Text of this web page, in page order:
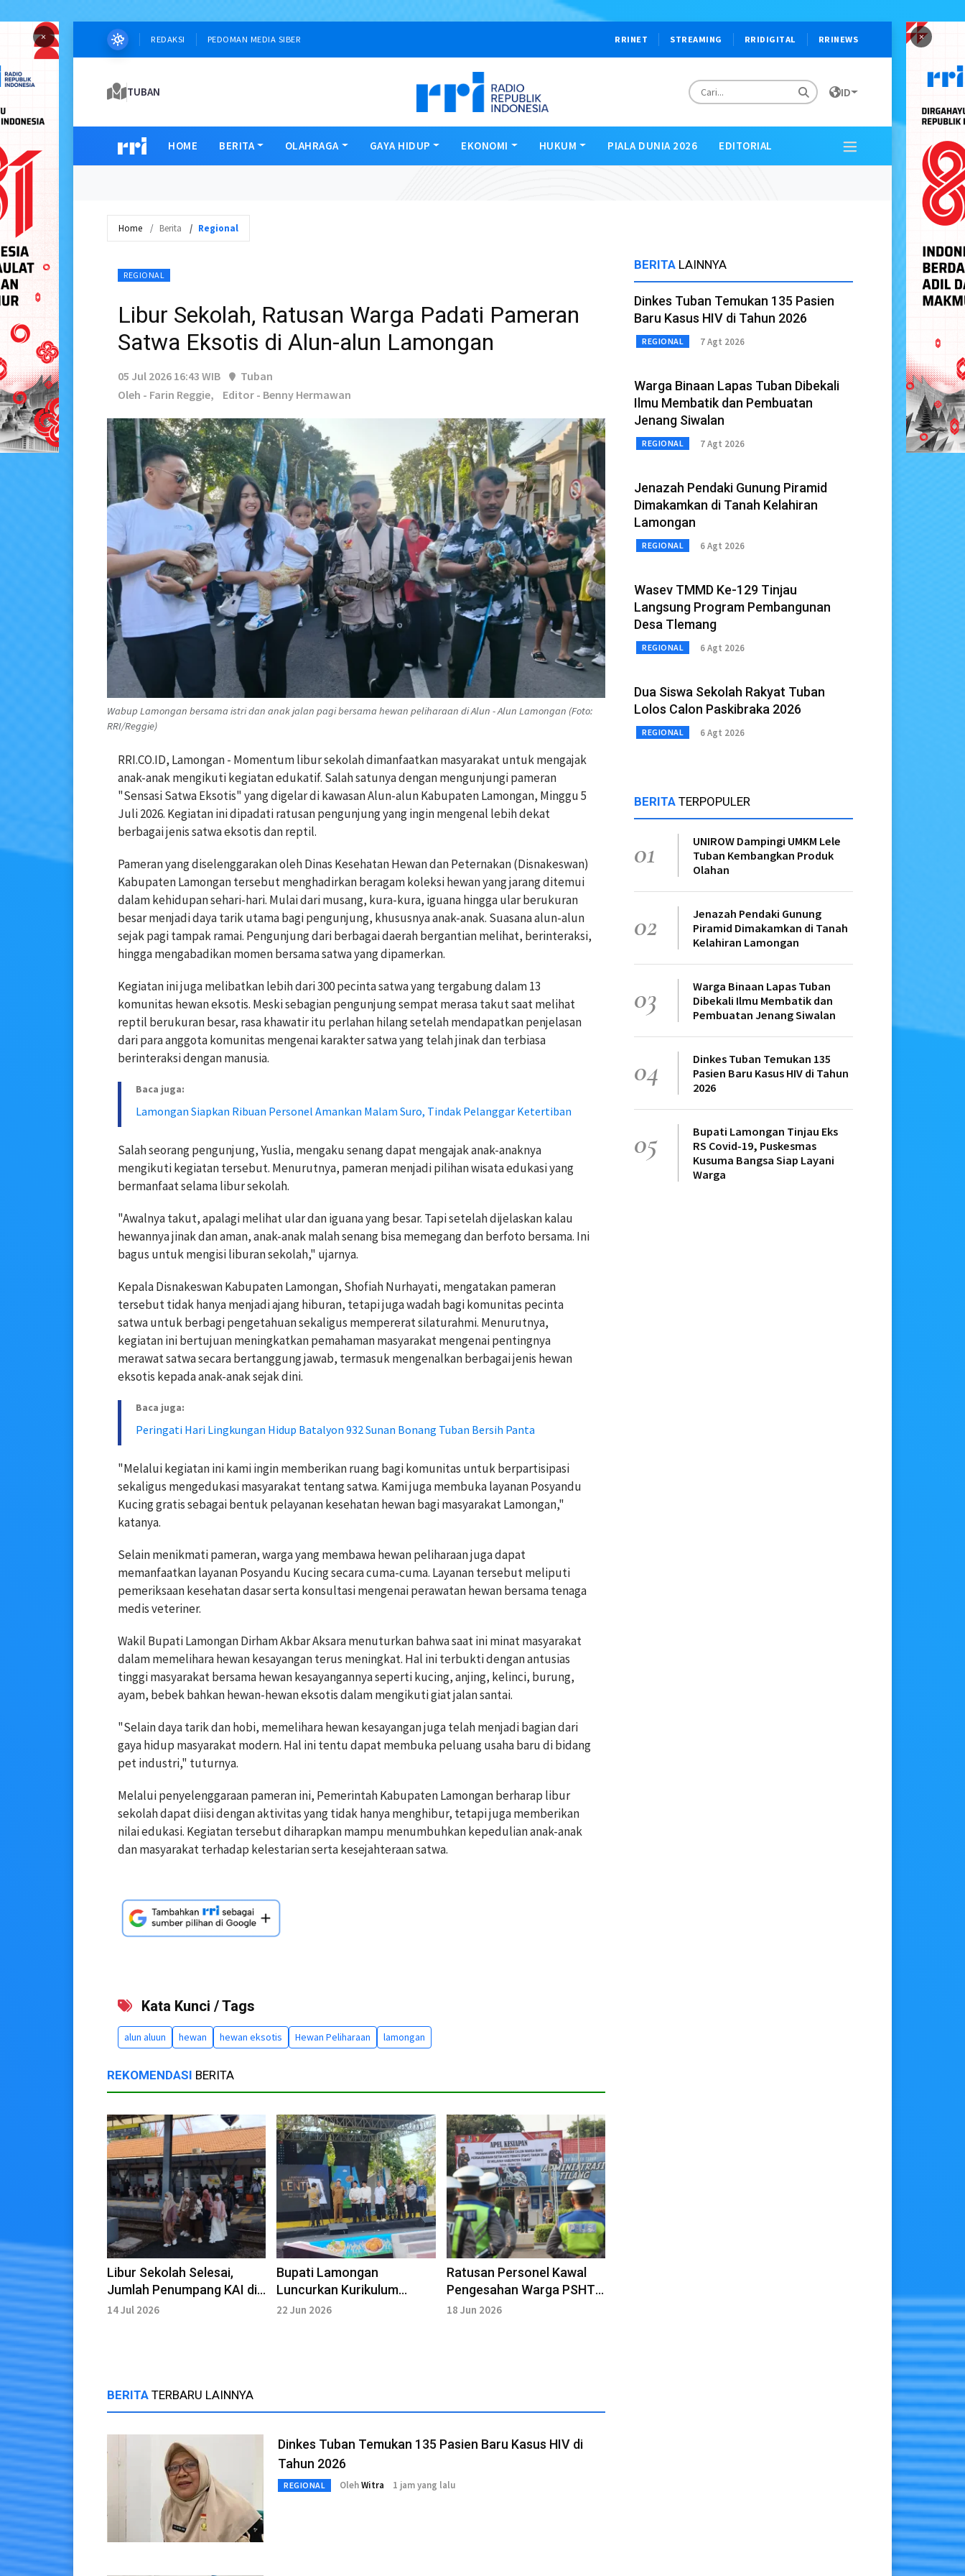
× ×
REDAKSI PEDOMAN MEDIA SIBER RRINET STREAMING RRIDIGITAL RRINEWS
TUBAN ID
HOME BERITA OLAHRAGA GAYA HIDUP EKONOMI HUKUM PIALA DUNIA 2026 EDITORIAL
Home Berita Regional
REGIONAL
Libur Sekolah, Ratusan Warga Padati Pameran
Satwa Eksotis di Alun-alun Lamongan
05 Jul 2026 16:43 WIB
Tuban
Oleh - Farin Reggie,
Editor - Benny Hermawan
Wabup Lamongan bersama istri dan anak jalan pagi bersama hewan peliharaan di Alun - Alun Lamongan (Foto:
RRI/Reggie)
RRI.CO.ID, Lamongan - Momentum libur sekolah dimanfaatkan masyarakat untuk mengajak
anak-anak mengikuti kegiatan edukatif. Salah satunya dengan mengunjungi pameran
"Sensasi Satwa Eksotis" yang digelar di kawasan Alun-alun Kabupaten Lamongan, Minggu 5
Juli 2026. Kegiatan ini dipadati ratusan pengunjung yang ingin mengenal lebih dekat
berbagai jenis satwa eksotis dan reptil.
Pameran yang diselenggarakan oleh Dinas Kesehatan Hewan dan Peternakan (Disnakeswan)
Kabupaten Lamongan tersebut menghadirkan beragam koleksi hewan yang jarang ditemui
dalam kehidupan sehari-hari. Mulai dari musang, kura-kura, iguana hingga ular berukuran
besar menjadi daya tarik utama bagi pengunjung, khususnya anak-anak. Suasana alun-alun
sejak pagi tampak ramai. Pengunjung dari berbagai daerah bergantian melihat, berinteraksi,
hingga mengabadikan momen bersama satwa yang dipamerkan.
Kegiatan ini juga melibatkan lebih dari 300 pecinta satwa yang tergabung dalam 13
komunitas hewan eksotis. Meski sebagian pengunjung sempat merasa takut saat melihat
reptil berukuran besar, rasa khawatir itu perlahan hilang setelah mendapatkan penjelasan
dari para anggota komunitas mengenai karakter satwa yang telah jinak dan terbiasa
berinteraksi dengan manusia.
Baca juga:
Lamongan Siapkan Ribuan Personel Amankan Malam Suro, Tindak Pelanggar Ketertiban
Salah seorang pengunjung, Yuslia, mengaku senang dapat mengajak anak-anaknya
mengikuti kegiatan tersebut. Menurutnya, pameran menjadi pilihan wisata edukasi yang
bermanfaat selama libur sekolah.
"Awalnya takut, apalagi melihat ular dan iguana yang besar. Tapi setelah dijelaskan kalau
hewannya jinak dan aman, anak-anak malah senang bisa memegang dan berfoto bersama. Ini
bagus untuk mengisi liburan sekolah," ujarnya.
Kepala Disnakeswan Kabupaten Lamongan, Shofiah Nurhayati, mengatakan pameran
tersebut tidak hanya menjadi ajang hiburan, tetapi juga wadah bagi komunitas pecinta
satwa untuk berbagi pengetahuan sekaligus mempererat silaturahmi. Menurutnya,
kegiatan ini bertujuan meningkatkan pemahaman masyarakat mengenai pentingnya
merawat satwa secara bertanggung jawab, termasuk mengenalkan berbagai jenis hewan
eksotis kepada anak-anak sejak dini.
Baca juga:
Peringati Hari Lingkungan Hidup Batalyon 932 Sunan Bonang Tuban Bersih Panta
"Melalui kegiatan ini kami ingin memberikan ruang bagi komunitas untuk berpartisipasi
sekaligus mengedukasi masyarakat tentang satwa. Kami juga membuka layanan Posyandu
Kucing gratis sebagai bentuk pelayanan kesehatan hewan bagi masyarakat Lamongan,"
katanya.
Selain menikmati pameran, warga yang membawa hewan peliharaan juga dapat
memanfaatkan layanan Posyandu Kucing secara cuma-cuma. Layanan tersebut meliputi
pemeriksaan kesehatan dasar serta konsultasi mengenai perawatan hewan bersama tenaga
medis veteriner.
Wakil Bupati Lamongan Dirham Akbar Aksara menuturkan bahwa saat ini minat masyarakat
dalam memelihara hewan kesayangan terus meningkat. Hal ini terbukti dengan antusias
tinggi masyarakat bersama hewan kesayangannya seperti kucing, anjing, kelinci, burung,
ayam, bebek bahkan hewan-hewan eksotis dalam mengikuti giat jalan santai.
"Selain daya tarik dan hobi, memelihara hewan kesayangan juga telah menjadi bagian dari
gaya hidup masyarakat modern. Hal ini tentu dapat membuka peluang usaha baru di bidang
pet industri," tuturnya.
Melalui penyelenggaraan pameran ini, Pemerintah Kabupaten Lamongan berharap libur
sekolah dapat diisi dengan aktivitas yang tidak hanya menghibur, tetapi juga memberikan
nilai edukasi. Kegiatan tersebut diharapkan mampu menumbuhkan kepedulian anak-anak
dan masyarakat terhadap kelestarian serta kesejahteraan satwa.
Kata Kunci / Tags
alun aluun hewan hewan eksotis Hewan Peliharaan lamongan
REKOMENDASI BERITA
Libur Sekolah Selesai,
Jumlah Penumpang KAI di
Stasiun Lamongan
14 Jul 2026
Bupati Lamongan
Luncurkan Kurikulum
Lentera, PAUD Berbasis
22 Jun 2026
Ratusan Personel Kawal
Pengesahan Warga PSHT
Tuban
18 Jun 2026
BERITA TERBARU LAINNYA
Dinkes Tuban Temukan 135 Pasien Baru Kasus HIV di
Tahun 2026
REGIONAL OlehWitra 1 jam yang lalu
BERITA LAINNYA
Dinkes Tuban Temukan 135 Pasien
Baru Kasus HIV di Tahun 2026
REGIONAL 7 Agt 2026
Warga Binaan Lapas Tuban Dibekali
Ilmu Membatik dan Pembuatan
Jenang Siwalan
REGIONAL 7 Agt 2026
Jenazah Pendaki Gunung Piramid
Dimakamkan di Tanah Kelahiran
Lamongan
REGIONAL 6 Agt 2026
Wasev TMMD Ke-129 Tinjau
Langsung Program Pembangunan
Desa Tlemang
REGIONAL 6 Agt 2026
Dua Siswa Sekolah Rakyat Tuban
Lolos Calon Paskibraka 2026
REGIONAL 6 Agt 2026
BERITA TERPOPULER
01
UNIROW Dampingi UMKM Lele
Tuban Kembangkan Produk
Olahan
02
Jenazah Pendaki Gunung
Piramid Dimakamkan di Tanah
Kelahiran Lamongan
03
Warga Binaan Lapas Tuban
Dibekali Ilmu Membatik dan
Pembuatan Jenang Siwalan
04
Dinkes Tuban Temukan 135
Pasien Baru Kasus HIV di Tahun
2026
05
Bupati Lamongan Tinjau Eks
RS Covid-19, Puskesmas
Kusuma Bangsa Siap Layani
Warga